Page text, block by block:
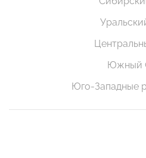
Южный
Юго-Западные